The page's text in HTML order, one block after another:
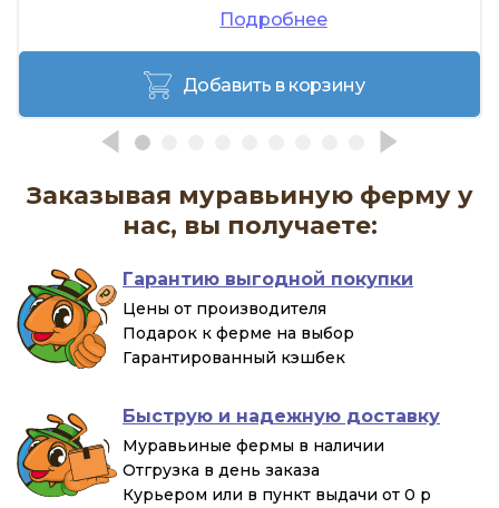
Подробнее
Добавить в корзину
Заказывая муравьиную ферму у
нас, вы получаете:
Гарантию выгодной покупки
Цены от производителя
Подарок к ферме на выбор
Гарантированный кэшбек
Быструю и надежную доставку
Муравьиные фермы в наличии
Отгрузка в день заказа
Курьером или в пункт выдачи от 0 р